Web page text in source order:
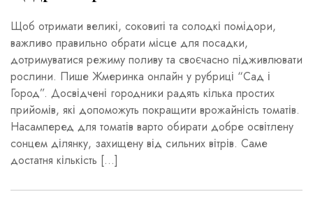
Щоб отримати великі, соковиті та солодкі помідори,
важливо правильно обрати місце для посадки,
дотримуватися режиму поливу та своєчасно підживлювати
рослини. Пише Жмеринка онлайн у рубриці “Сад і
Город”. Досвідчені городники радять кілька простих
прийомів, які допоможуть покращити врожайність томатів.
Насамперед для томатів варто обирати добре освітлену
сонцем ділянку, захищену від сильних вітрів. Саме
достатня кількість […]